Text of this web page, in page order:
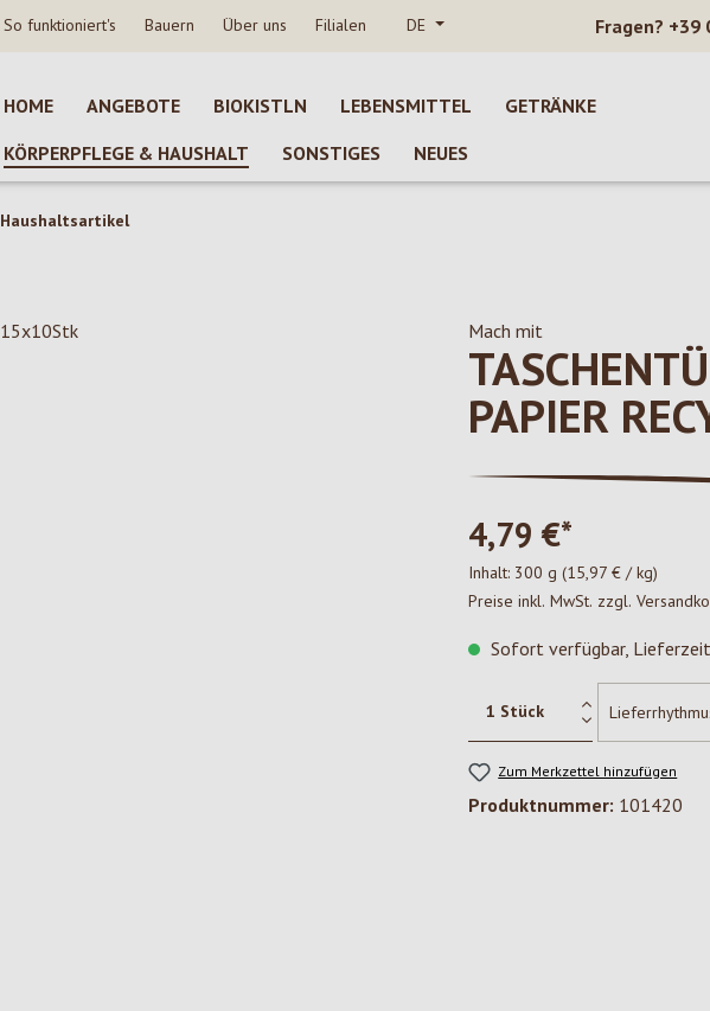
So funktioniert's Bauern Über uns Filialen DE Fragen? +39
HOME ANGEBOTE BIOKISTLN LEBENSMITTEL
GETRÄNKE
KÖRPERPFLEGE & HAUSHALT
SONSTIGES NEUES
Haushaltsartikel
Mach mit
PAPIER
4,79 €*
Inhalt: 300 g (15,97 € / kg)
Preise inkl. MwSt. zzgl.
Sofort verfügbar,
Zum Merkzettel hinzufügen
Produktnummer: 101420